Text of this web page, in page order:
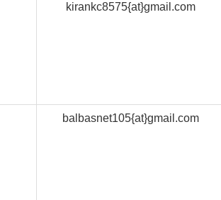
kirankc8575{at}gmail.com
balbasnet105{at}gmail.com